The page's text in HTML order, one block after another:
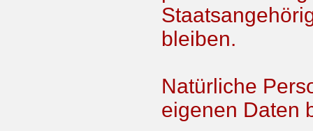
bleiben.
Natürliche
eigenen Daten